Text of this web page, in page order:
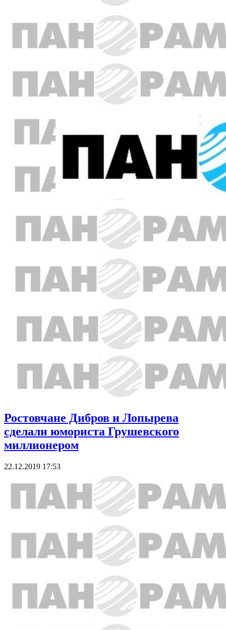
Ростовчане Дибров и Лопырева
сделали юмориста Грушевского
миллионером
22.12.2019 17:53